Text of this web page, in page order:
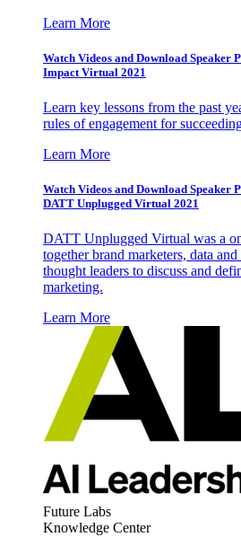
Learn More
Watch Videos and Download Speaker
Impact Virtual 2021
Learn key lessons from the past
rules of engagement for
Learn More
Watch Videos and Download Speaker
DATT Unplugged Virtual 2021
DATT Unplugged Virtual was a
together brand marketers, data
thought leaders to discuss and
marketing.
Learn More
Future Labs
Knowledge Center